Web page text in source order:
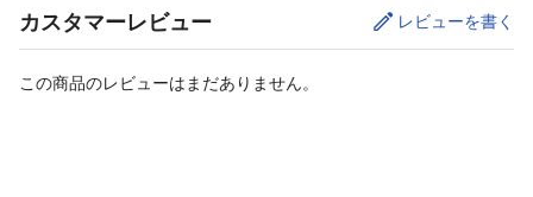
カスタマーレビュー レビューを書く
この商品のレビューはまだありません。